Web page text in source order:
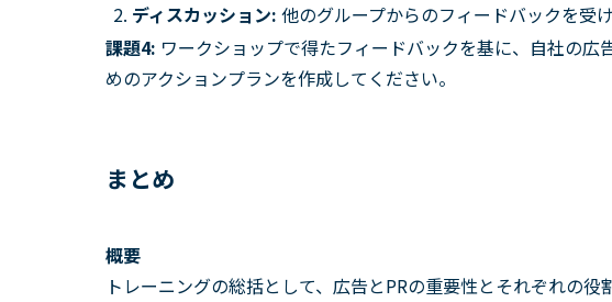
ディスカッション: 他のグループからのフィードバックを受
課題4: ワークショップで得たフィードバックを基に、自社の
めのアクションプランを作成してください。
まとめ
概要
トレーニングの総括として、広告とPRの重要性とそれぞれの